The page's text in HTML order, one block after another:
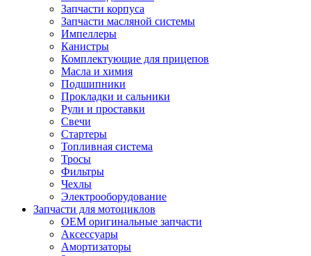
Запчасти корпуса
Запчасти масляной системы
Импеллеры
Канистры
Комплектующие для прицепов
Масла и химия
Подшипники
Прокладки и сальники
Рули и проставки
Свечи
Стартеры
Топливная система
Тросы
Фильтры
Чехлы
Электрооборудование
Запчасти для мотоциклов
OEM оригинальные запчасти
Аксессуары
Амортизаторы